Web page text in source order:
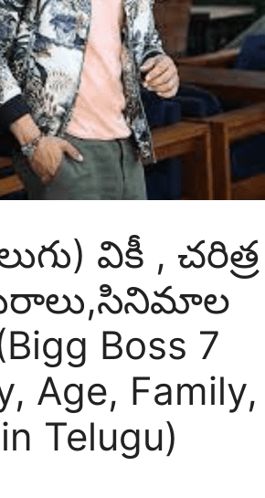
వికీ , చరిత్ర
Boss 7
Age, Family,
Telugu)